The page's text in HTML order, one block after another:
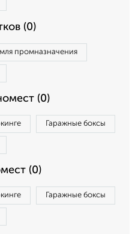
(0)
промназначения
(0)
Гаражные боксы
(0)
Гаражные боксы